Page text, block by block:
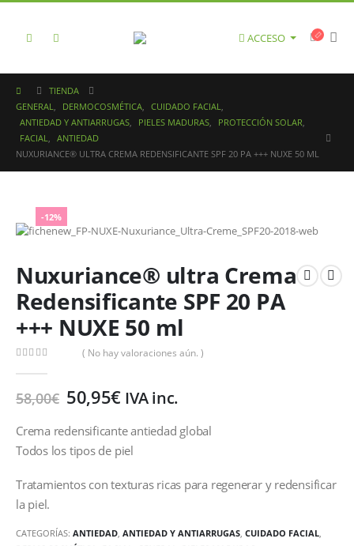
ACCESO
TIENDA
GENERAL, DERMOCOSMÉTICA, CUIDADO FACIAL,
ANTIEDAD Y ANTIARRUGAS, PIELES MADURAS, PROTECCIÓN SOLAR,
FACIAL, ANTIEDAD
NUXURIANCE® ULTRA CREMA REDENSIFICANTE SPF 20 PA +++ NUXE 50 ML
-12%
Nuxuriance® ultra Crema
Redensificante SPF 20 PA
+++ NUXE 50 ml
( No hay valoraciones aún. )
58,00€ 50,95€ IVA inc.
Crema redensificante antiedad global
Todos los tipos de piel
Tratamientos con texturas ricas para regenerar y redensificar
la piel.
CATEGORÍAS: ANTIEDAD ANTIEDAD Y ANTIARRUGAS CUIDADO FACIAL